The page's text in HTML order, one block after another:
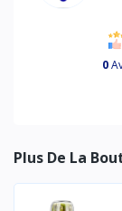
0
Plus De La